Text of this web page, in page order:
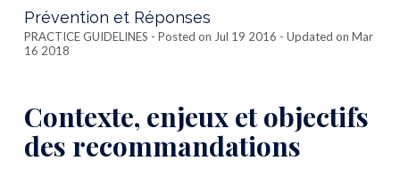
Prévention et Réponses
PRACTICE GUIDELINES - Posted on Jul 19 2016 - Updated on Mar
16 2018
Contexte, enjeux et objectifs
des recommandations